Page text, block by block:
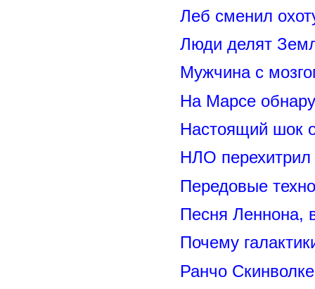
Леб сменил
Люди делят
Мужчина с
На Марсе
Настоящий шок
НЛО перехитрил
Передовые
Песня Леннона,
Почему
Ранчо